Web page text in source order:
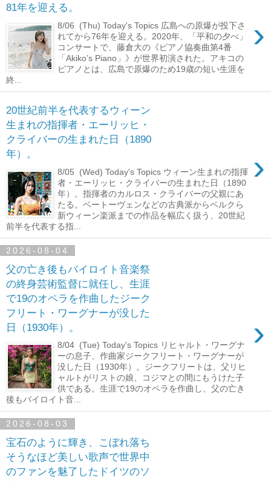
81年を迎える。
›
8/06 (Thu) Today's Topics 広島への原爆が投下さ
れてから76年を迎える。2020年、「平和の夕べ」
コンサートで、藤倉大の《ピアノ協奏曲第4番
「Akiko’s Piano」》が世界初演された。アキコの
ピアノとは、広島で原爆のため19歳の短い生涯を
終...
20世紀前半を代表するウィーン
生まれの指揮者・エーリッヒ・
クライバーの生まれた日（1890
年）。
›
8/05 (Wed) Today's Topics ウィーン生まれの指揮
者・エーリッヒ・クライバーの生まれた日（1890
年）。指揮者のカルロス・クライバーの父親にあ
たる。ベートーヴェンなどの古典派からベルクら
新ウィーン楽派までの作品を幅広く扱う、20世紀
前半を代表する指...
2026-08-04
父の亡き後もバイロイト音楽祭
の終身芸術監督に就任し、生涯
で19のオペラを作曲したジーク
フリート・ワーグナーが没した
日（1930年）。
›
8/04 (Tue) Today's Topics リヒャルト・ワーグナ
ーの息子、作曲家ジークフリート・ワーグナーが
没した日（1930年）。ジークフリートは、父リヒ
ャルトがリストの娘、コジマとの間にもうけた子
供である。生涯で19のオペラを作曲し、父の亡き
後もバイロイト音...
2026-08-03
宝石のように輝き、こぼれ落ち
そうなほど美しい歌声で世界中
のファンを魅了したドイツのソ